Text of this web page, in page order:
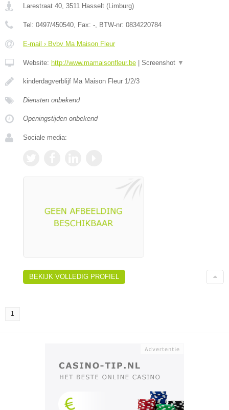
Larestraat 40 3511 Hasselt (Limburg)
Tel: 0497/450540 , Fax: - , BTW-nr: 0834220784
E-mail › Bvbv Ma Maison Fleur
Website: http://www.mamaisonfleur.be | Screenshot ▼
kinderdagverblijf Ma Maison Fleur 1/2/3
Diensten onbekend
Openingstijden onbekend
Sociale media:
BEKIJK VOLLEDIG PROFIEL
1